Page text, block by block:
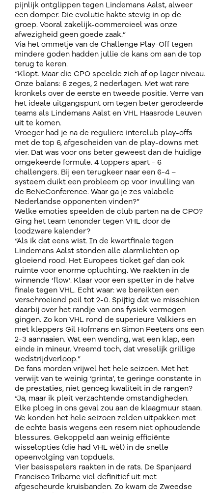
pijnlijk ontglippen tegen Lindemans Aalst, alweer
een domper. Die evolutie hakte stevig in op de
groep. Vooral zakelijk-commercieel was onze
afwezigheid geen goede zaak.”
Via het ommetje van de Challenge Play-Off tegen
mindere goden hadden jullie de kans om aan de top
terug te keren.
“Klopt. Maar die CPO speelde zich af op lager niveau.
Onze balans: 6 zeges, 2 nederlagen. Met wat rare
kronkels over de eerste en tweede positie. Verre van
het ideale uitgangspunt om tegen beter gerodeerde
teams als Lindemans Aalst en VHL Haasrode Leuven
uit te komen.
Vroeger had je na de reguliere interclub play-offs
met de top 6, afgescheiden van de play-downs met
vier. Dat was voor ons beter geweest dan de huidige
omgekeerde formule. 4 toppers apart - 6
challengers. Bij een terugkeer naar een 6-4 –
systeem duikt een probleem op voor invulling van
de BeNeConference. Waar ga je zes valabele
Nederlandse opponenten vinden?”
Welke emoties speelden de club parten na de CPO?
Ging het team tenonder tegen VHL door de
loodzware kalender?
“Als ik dat eens wist. In de kwartfinale tegen
Lindemans Aalst stonden alle alarmlichten op
gloeiend rood. Het Europees ticket gaf dan ook
ruimte voor enorme opluchting. We raakten in de
winnende ‘flow’. Klaar voor een spetter in de halve
finale tegen VHL. Echt waar: we bereikten een
verschroeiend peil tot 2-0. Spijtig dat we misschien
daarbij over het randje van ons fysiek vermogen
gingen. Zo kon VHL rond de superieure Valkiers en
met kleppers Gil Hofmans en Simon Peeters ons een
2-3 aannaaien. Wat een wending, wat een klap, een
einde in mineur. Vreemd toch, dat vreselijk grillige
wedstrijdverloop.”
De fans morden vrijwel het hele seizoen. Met het
verwijt van te weinig ‘grinta’, te geringe constante in
de prestaties, niet genoeg kwaliteit in de rangen?
“Ja, maar ik pleit verzachtende omstandigheden.
Elke ploeg in ons geval zou aan de klaagmuur staan.
We konden het hele seizoen zelden uitpakken met
de echte basis wegens een resem niet ophoudende
blessures. Gekoppeld aan weinig efficiënte
wisselopties (die had VHL wèl) in de snelle
opeenvolging van topduels.
Vier basisspelers raakten in de rats. De Spanjaard
Francisco Iribarne viel definitief uit met
afgescheurde kruisbanden. Zo kwam de Zweedse